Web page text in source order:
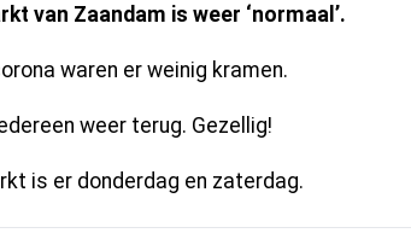
van Zaandam is weer ‘normaal’.
waren er weinig kramen.
weer terug. Gezellig!
is er donderdag en zaterdag.